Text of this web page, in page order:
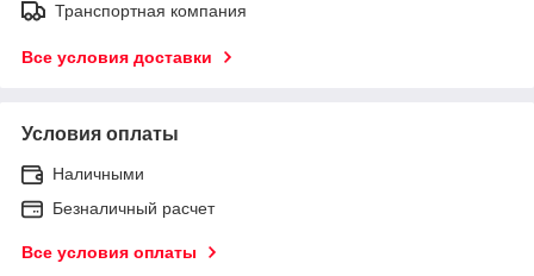
Транспортная компания
Все условия доставки
Условия оплаты
Наличными
Безналичный расчет
Все условия оплаты